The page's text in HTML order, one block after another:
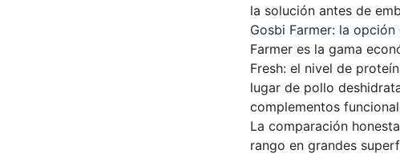
la solución antes de
Gosbi Farmer: la
Farmer es la gama
Fresh: el nivel de
lugar de pollo
complementos
La comparación
rango en grandes